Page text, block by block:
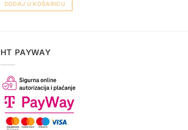
DODAJ U KOŠARICU
HT PAYWAY